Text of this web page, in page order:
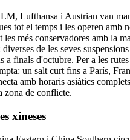
Lufthansa i Austrian van
tot el temps i les operen amb
les més conservadores amb la
de les seves
a finals d'octubre. Per a les
un salt curt fins a París,
amb horaris asiàtics
zona de conflicte.
xineses